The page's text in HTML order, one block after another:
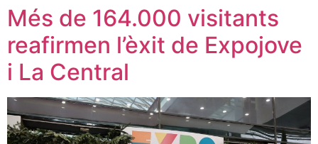
Més de 164.000 visitants
reafirmen l’èxit de Expojove
i La Central